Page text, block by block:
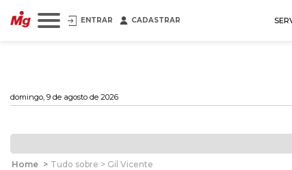
ENTRAR CADASTRAR
domingo, 9 de agosto de 2026
Home > Tudo sobre > Gil Vicente